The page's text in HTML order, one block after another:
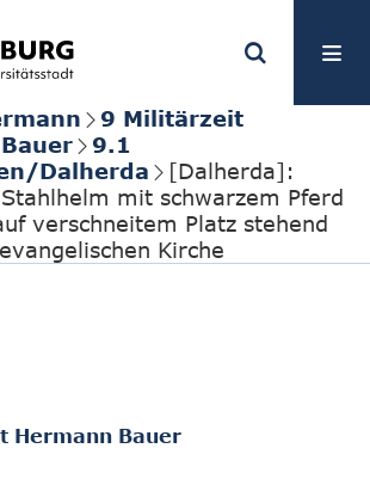
9 Militärzeit
9.1
Dalherda
[Dalherda]:
mit schwarzem Pferd
verschneitem Platz stehend
Kirche
Hermann Bauer